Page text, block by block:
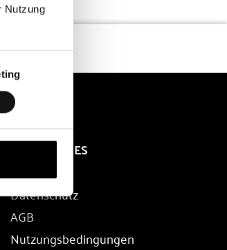
Nutzung
RECHTLICHES
Impressum
Datenschutz
AGB
Nutzungsbedingungen